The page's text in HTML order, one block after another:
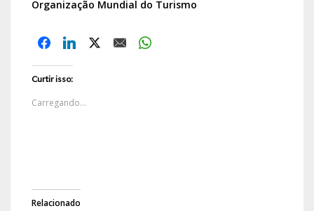
Organização Mundial do Turismo
Curtir isso:
Carregando...
Relacionado